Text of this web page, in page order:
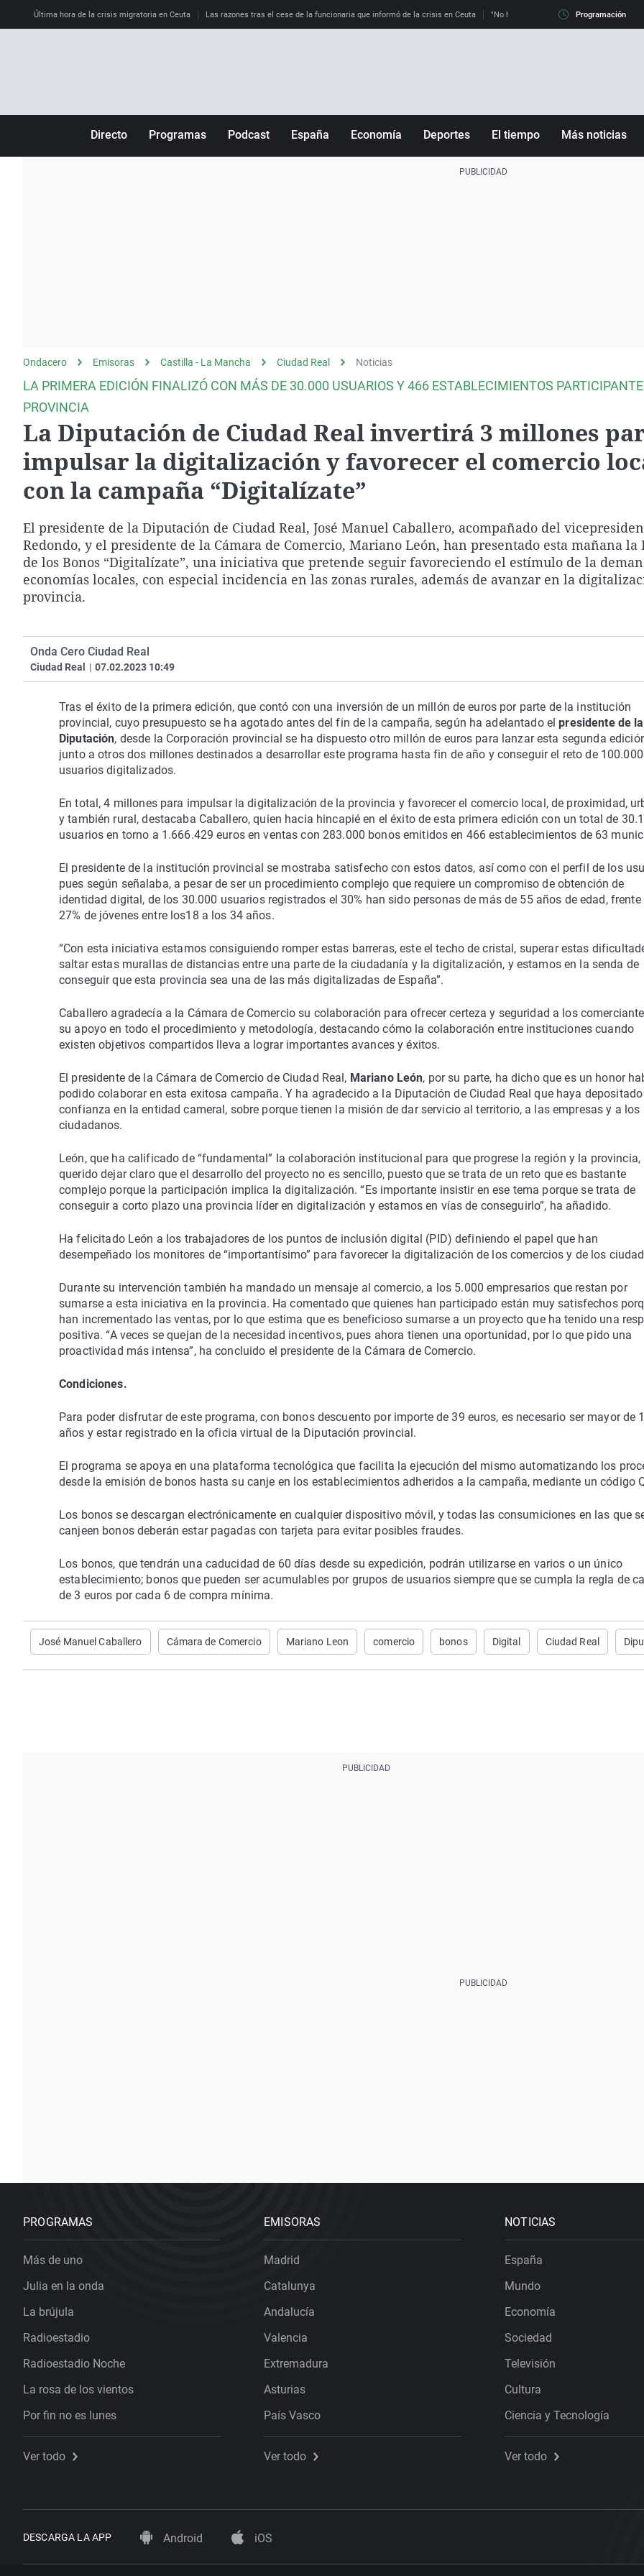
Última hora de la crisis migratoria en Ceuta Las razones tras el cese de la funcionaria que informó de la crisis en Ceuta "No hay mafias, que no nos engañen":
Programación
Directo Programas
Como el perro y el
gato
Podcast
Equipo de investigación
España
La Rioja
País Vasco
Economía Deportes El tiempo Más noticias
Ondacero Emisoras Castilla - La Mancha Ciudad Real Noticias
LA PRIMERA EDICIÓN FINALIZÓ CON MÁS DE 30.000 USUARIOS Y 466 ESTABLECIMIENTOS
PROVINCIA
La Diputación de Ciudad Real invertirá 3 millones
impulsar la digitalización y favorecer el comercio
con la campaña “Digitalízate”
El presidente de la Diputación de Ciudad Real, José Manuel Caballero, acompañado del
Redondo, y el presidente de la Cámara de Comercio, Mariano León, han presentado esta mañana
de los Bonos “Digitalízate”, una iniciativa que pretende seguir favoreciendo el estímulo de la
economías locales, con especial incidencia en las zonas rurales, además de avanzar en la
provincia.
Onda Cero Ciudad Real
Ciudad Real | 07.02.2023 10:49
Tras el éxito de la primera edición, que contó con una inversión de un millón de euros por parte de la institución
provincial, cuyo presupuesto se ha agotado antes del fin de la campaña, según ha adelantado elpresidente de la
Diputación, desde la Corporación provincial se ha dispuesto otro millón de euros para lanzar esta segunda
junto a otros dos millones destinados a desarrollar este programa hasta fin de año y conseguir el reto de 100.000
usuarios digitalizados.
En total, 4 millones para impulsar la digitalización de la provincia y favorecer el comercio local, de proximidad,
y también rural, destacaba Caballero, quien hacia hincapié en el éxito de esta primera edición con un total de
usuarios en torno a 1.666.429 euros en ventas con 283.000 bonos emitidos en 466 establecimientos de 63
El presidente de la institución provincial se mostraba satisfecho con estos datos, así como con el perfil de los
pues según señalaba, a pesar de ser un procedimiento complejo que requiere un compromiso de obtención de
identidad digital, de los 30.000 usuarios registrados el 30% han sido personas de más de 55 años de edad, frente
27% de jóvenes entre los18 a los 34 años.
“Con esta iniciativa estamos consiguiendo romper estas barreras, este el techo de cristal, superar estas
saltar estas murallas de distancias entre una parte de la ciudadanía y la digitalización, y estamos en la senda de
conseguir que esta provincia sea una de las más digitalizadas de España”.
Caballero agradecía a la Cámara de Comercio su colaboración para ofrecer certeza y seguridad a los
su apoyo en todo el procedimiento y metodología, destacando cómo la colaboración entre instituciones cuando
existen objetivos compartidos lleva a lograr importantes avances y éxitos.
El presidente de la Cámara de Comercio de Ciudad Real, Mariano León, por su parte, ha dicho que es un honor
podido colaborar en esta exitosa campaña. Y ha agradecido a la Diputación de Ciudad Real que haya
confianza en la entidad cameral, sobre porque tienen la misión de dar servicio al territorio, a las empresas y a los
ciudadanos.
León, que ha calificado de “fundamental” la colaboración institucional para que progrese la región y la provincia,
querido dejar claro que el desarrollo del proyecto no es sencillo, puesto que se trata de un reto que es bastante
complejo porque la participación implica la digitalización. “Es importante insistir en ese tema porque se trata de
conseguir a corto plazo una provincia líder en digitalización y estamos en vías de conseguirlo”, ha añadido.
Ha felicitado León a los trabajadores de los puntos de inclusión digital (PID) definiendo el papel que han
desempeñado los monitores de “importantísimo” para favorecer la digitalización de los comercios y de los
Durante su intervención también ha mandado un mensaje al comercio, a los 5.000 empresarios que restan por
sumarse a esta iniciativa en la provincia. Ha comentado que quienes han participado están muy satisfechos
han incrementado las ventas, por lo que estima que es beneficioso sumarse a un proyecto que ha tenido una
positiva. “A veces se quejan de la necesidad incentivos, pues ahora tienen una oportunidad, por lo que pido una
proactividad más intensa”, ha concluido el presidente de la Cámara de Comercio.
Condiciones.
Para poder disfrutar de este programa, con bonos descuento por importe de 39 euros, es necesario ser mayor de
años y estar registrado en la oficia virtual de la Diputación provincial.
El programa se apoya en una plataforma tecnológica que facilita la ejecución del mismo automatizando los
desde la emisión de bonos hasta su canje en los establecimientos adheridos a la campaña, mediante un código
Los bonos se descargan electrónicamente en cualquier dispositivo móvil, y todas las consumiciones en las que
canjeen bonos deberán estar pagadas con tarjeta para evitar posibles fraudes.
Los bonos, que tendrán una caducidad de 60 días desde su expedición, podrán utilizarse en varios o un único
establecimiento; bonos que pueden ser acumulables por grupos de usuarios siempre que se cumpla la regla de
de 3 euros por cada 6 de compra mínima.
José Manuel Caballero Cámara de Comercio Mariano Leon comercio bonos Digital Ciudad Real
PROGRAMAS
Más de uno
Julia en la onda
La brújula
Radioestadio
Radioestadio Noche
La rosa de los vientos
Por fin no es lunes
Ver todo
EMISORAS
Madrid
Catalunya
Andalucía
Valencia
Extremadura
Asturias
País Vasco
Ver todo
NOTICIAS
España
Mundo
Economía
Sociedad
Televisión
Cultura
Ciencia y Tecnología
Ver todo
DESCARGA LA APP Android iOS